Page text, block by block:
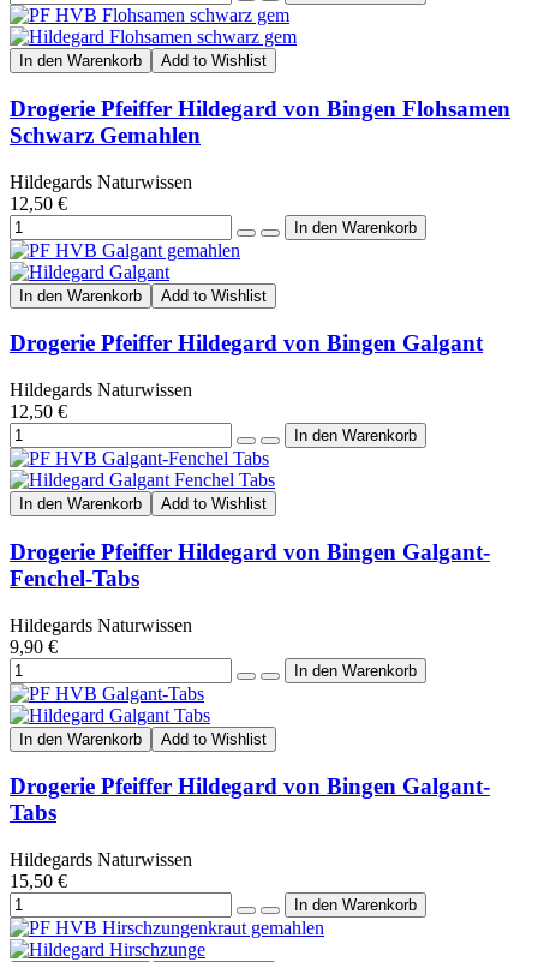
In den Warenkorb Add to Wishlist
Drogerie Pfeiffer Hildegard von Bingen Flohsamen
Schwarz Gemahlen
Hildegards Naturwissen
12,50 €
In den Warenkorb Add to Wishlist
Drogerie Pfeiffer Hildegard von Bingen Galgant
Hildegards Naturwissen
12,50 €
In den Warenkorb Add to Wishlist
Drogerie Pfeiffer Hildegard von Bingen Galgant-
Fenchel-Tabs
Hildegards Naturwissen
9,90 €
In den Warenkorb Add to Wishlist
Drogerie Pfeiffer Hildegard von Bingen Galgant-
Tabs
Hildegards Naturwissen
15,50 €